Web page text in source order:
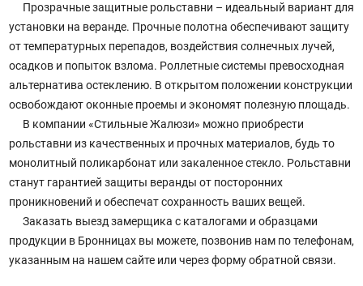
Прозрачные защитные рольставни – идеальный вариант для
установки на веранде. Прочные полотна обеспечивают защиту
от температурных перепадов, воздействия солнечных лучей,
осадков и попыток взлома. Роллетные системы превосходная
альтернатива остеклению. В открытом положении конструкции
освобождают оконные проемы и экономят полезную площадь.
В компании «Стильные Жалюзи» можно приобрести
рольставни из качественных и прочных материалов, будь то
монолитный поликарбонат или закаленное стекло. Рольставни
станут гарантией защиты веранды от посторонних
проникновений и обеспечат сохранность ваших вещей.
Заказать выезд замерщика с каталогами и образцами
продукции в Бронницах вы можете, позвонив нам по телефонам,
указанным на нашем сайте или через форму обратной связи.